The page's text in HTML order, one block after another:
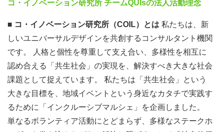
コ・イノベーション研究所 チームQUIsの法人活動理念
■ コ・イノベーション研究所（COIL）とは 私たちは、新
しいユニバーサルデザインを共創するコンサルタント機関
です。 人格と個性を尊重して支え合い、多様性を相互に
認め合える「共生社会」の実現を、解決すべき大きな社会
課題として捉えています。 私たちは「共生社会」という
大きな目標を、地域イベントという身近なカタチで実践す
るために「インクルーシブマルシェ」を企画しました。
単なるボランティア活動にとどまらず、多様なステークホ